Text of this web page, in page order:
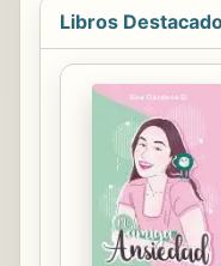
sólo
con
Libros